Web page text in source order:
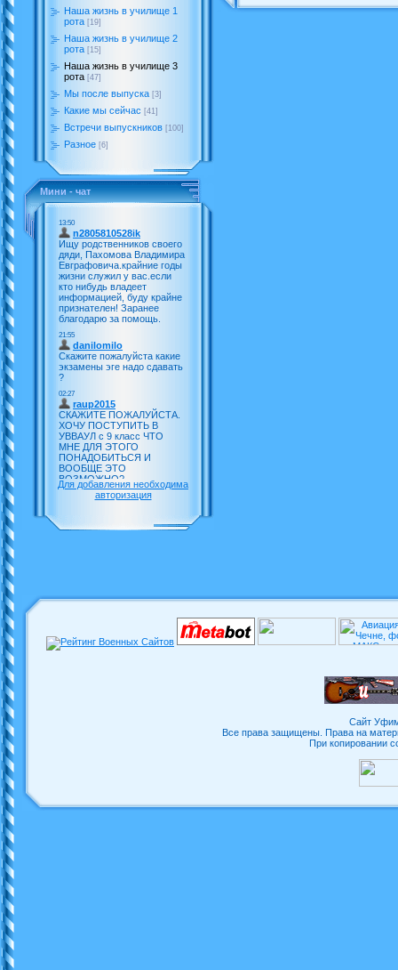
Наша жизнь в училище 1
рота [19]
Наша жизнь в училище 2
рота [15]
Наша жизнь в училище 3
рота [47]
Мы после выпуска [3]
Какие мы сейчас [41]
Встречи выпускников [100]
Разное [6]
Мини - чат
Для добавления необходима
авторизация
Сайт
Все права защищены. Права на
При копировании